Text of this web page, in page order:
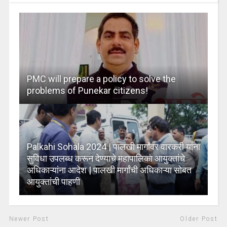
PMC will prepare a policy to solve the
problems of Punekar citizens!
Palkahi Sohala 2024 | पालखी मार्गांवर वारकरी यांना
सुविधा उपलब्ध करून देण्याचे महापालिका आयुक्तांचे
अधिकाऱ्यांना आदेश | पालखी मार्गांची अधिकाऱ्या सोबत
आयुक्तांची पाहणी
Newer Post Older Post